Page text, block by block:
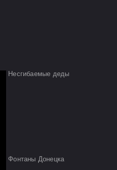
Несгибаемые деды
Фонтаны Донецка